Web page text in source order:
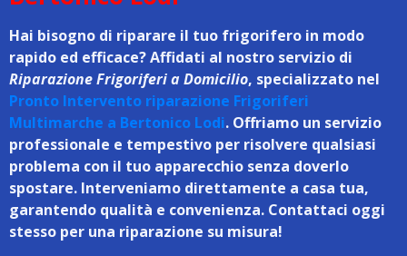
Hai bisogno di riparare il tuo frigorifero in modo
rapido ed efficace? Affidati al nostro servizio di
Riparazione Frigoriferi a Domicilio, specializzato nel
Pronto Intervento riparazione Frigoriferi
Multimarche a Bertonico Lodi. Offriamo un servizio
professionale e tempestivo per risolvere qualsiasi
problema con il tuo apparecchio senza doverlo
spostare. Interveniamo direttamente a casa tua,
garantendo qualità e convenienza. Contattaci oggi
stesso per una riparazione su misura!